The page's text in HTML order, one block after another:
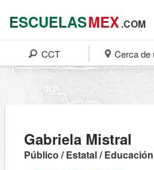
ESCUELASMEX.COM
CCT Cerca de
Gabriela Mistral
Público / Estatal /